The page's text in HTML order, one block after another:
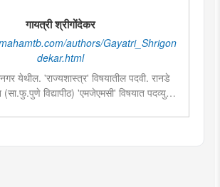
गायत्री श्रीगोंदेकर
authors/Gayatri_Shrigon
dekar.html
येथील. 'राज्यशास्त्र' विषयातील पदवी. रानडे
विद्यापीठ) 'एमजेएमसी' विषयात पदव्युत्तर